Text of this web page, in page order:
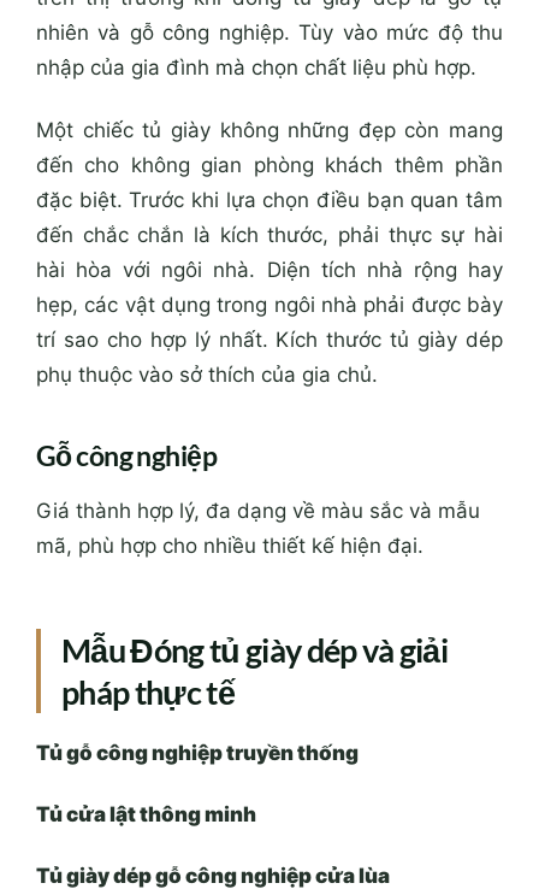
nhiên và gỗ công nghiệp. Tùy vào mức độ thu
nhập của gia đình mà chọn chất liệu phù hợp.
Một chiếc tủ giày không những đẹp còn mang
đến cho không gian phòng khách thêm phần
đặc biệt. Trước khi lựa chọn điều bạn quan tâm
đến chắc chắn là kích thước, phải thực sự hài
hài hòa với ngôi nhà. Diện tích nhà rộng hay
hẹp, các vật dụng trong ngôi nhà phải được bày
trí sao cho hợp lý nhất. Kích thước tủ giày dép
phụ thuộc vào sở thích của gia chủ.
Gỗ công nghiệp
Giá thành hợp lý, đa dạng về màu sắc và mẫu
mã, phù hợp cho nhiều thiết kế hiện đại.
Mẫu Đóng tủ giày dép và giải
pháp thực tế
Tủ gỗ công nghiệp truyền thống
Tủ cửa lật thông minh
Tủ giày dép gỗ công nghiệp cửa lùa